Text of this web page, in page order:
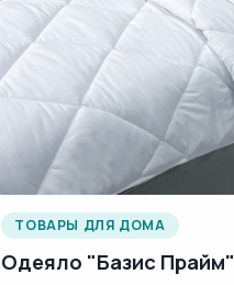
ТОВАРЫ ДЛЯ ДОМА
Одеяло "Базис Прайм"